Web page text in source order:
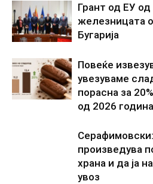
Грант од ЕУ
железницата
Бугарија
Повеќе
увезуваме
порасна за
од 2026 година
произведува
храна и да ја
увоз